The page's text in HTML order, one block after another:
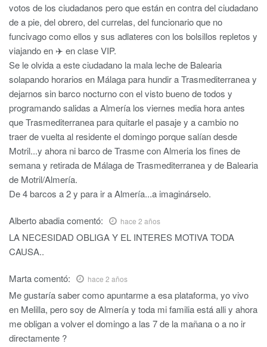
votos de los ciudadanos pero que están en contra del ciudadano
de a pie, del obrero, del currelas, del funcionario que no
funcivago como ellos y sus adlateres con los bolsillos repletos y
viajando en ✈️ en clase VIP.
Se le olvida a este ciudadano la mala leche de Balearia
solapando horarios en Málaga para hundir a Trasmediterranea y
dejarnos sin barco nocturno con el visto bueno de todos y
programando salidas a Almería los viernes media hora antes
que Trasmediterranea para quitarle el pasaje y a cambio no
traer de vuelta al residente el domingo porque salían desde
Motril...y ahora ni barco de Trasme con Almeria los fines de
semana y retirada de Málaga de Trasmediterranea y de Balearia
de Motril/Almería.
De 4 barcos a 2 y para ir a Almería...a imaginárselo.
Alberto abadiacomentó: hace 2 años
LA NECESIDAD OBLIGA Y EL INTERES MOTIVA TODA
CAUSA..
Martacomentó: hace 2 años
Me gustaría saber como apuntarme a esa plataforma, yo vivo
en Melilla, pero soy de Almería y toda mi familia está alli y ahora
me obligan a volver el domingo a las 7 de la mañana o a no ir
directamente ?